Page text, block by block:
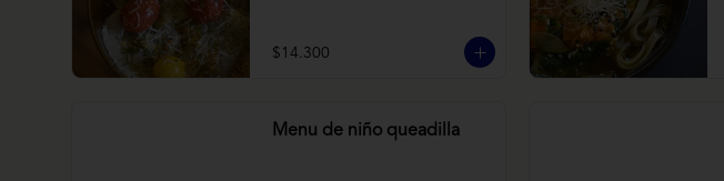
$14.300
Menu de niño queadilla